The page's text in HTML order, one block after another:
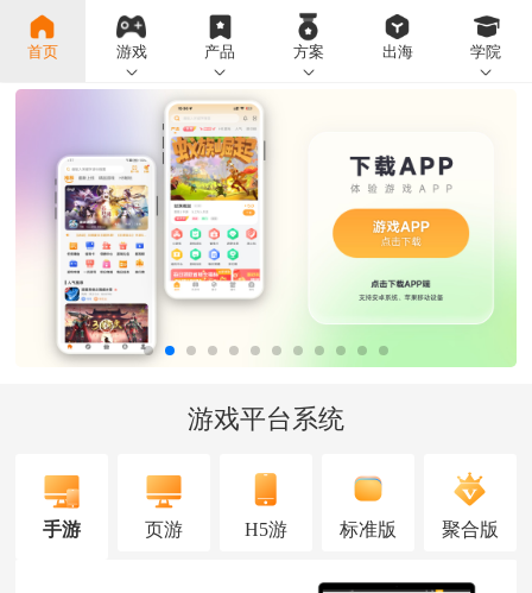
首页 游戏 产品 方案 出海 学院
游戏平台系统
手游 页游 H5游 标准版 聚合版